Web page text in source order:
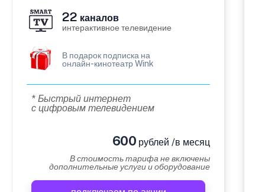
22 каналов
интерактивное телевидение
В подарок подписка на
онлайн-кинотеатр Wink
* Быстрый интернет
с цифровым телевидением
600 рублей /в месяц
В стоимость тарифа не включены
дополнительные услуги и оборудование